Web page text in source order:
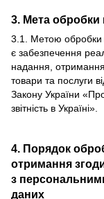
3. Мета
3.1. Метою обробки
є забезпечення
надання, отримання
товари та послуги
Закону України
звітність в Україні».
4. Порядок
отримання
з
даних